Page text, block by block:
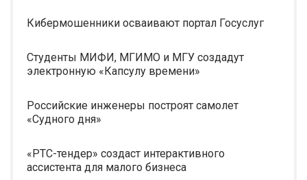
Кибермошенники осваивают портал Госуслуг
Студенты МИФИ, МГИМО и МГУ создадут
электронную «Капсулу времени»
Российские инженеры построят самолет
«Судного дня»
«РТС-тендер» создаст интерактивного
ассистента для малого бизнеса